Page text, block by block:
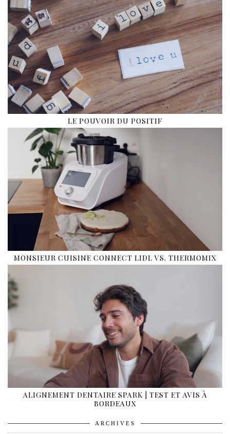
LE POUVOIR DU POSITIF
MONSIEUR CUISINE CONNECT LIDL VS. THERMOMIX
ALIGNEMENT DENTAIRE SPARK | TEST ET AVIS À
BORDEAUX
ARCHIVES